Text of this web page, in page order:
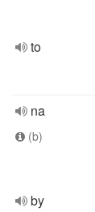
to
na
(b)
by